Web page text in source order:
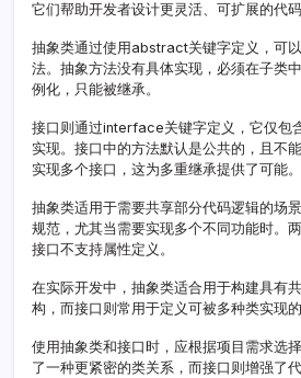
它们帮助开发者设计更灵活、可扩展的代码
抽象类通过使用abstract关键字定义，可
法。抽象方法没有具体实现，必须在子类
例化，只能被继承。
接口则通过interface关键字定义，它仅包
实现。接口中的方法默认是公共的，且不
实现多个接口，这为多重继承提供了可能。
抽象类适用于需要共享部分代码逻辑的场
规范，尤其当需要实现多个不同功能时。
接口不支持属性定义。
在实际开发中，抽象类适合用于构建具有
构，而接口则常用于定义可被多种类实现的
使用抽象类和接口时，应根据项目需求选
了一种更紧密的类关系，而接口则增强了